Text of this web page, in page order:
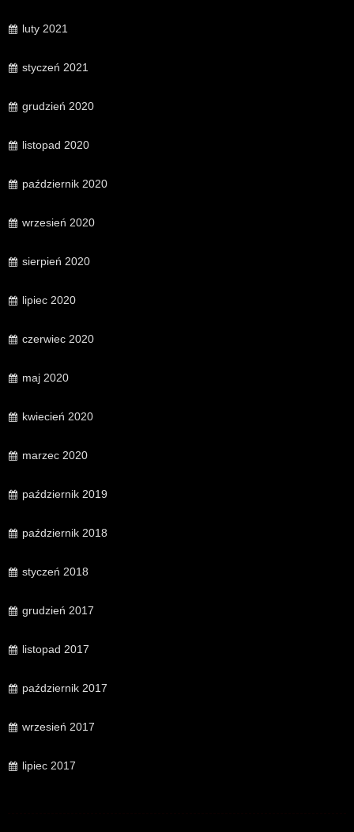
luty 2021
styczeń 2021
grudzień 2020
listopad 2020
październik 2020
wrzesień 2020
sierpień 2020
lipiec 2020
czerwiec 2020
maj 2020
kwiecień 2020
marzec 2020
październik 2019
październik 2018
styczeń 2018
grudzień 2017
listopad 2017
październik 2017
wrzesień 2017
lipiec 2017